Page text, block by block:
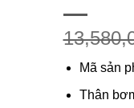
Mã sản
Thân